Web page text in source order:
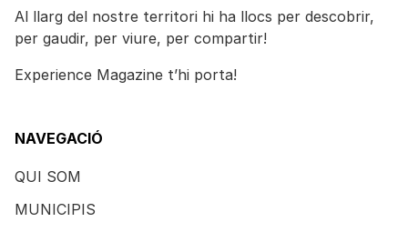
Al llarg del nostre territori hi ha llocs per descobrir,
per gaudir, per viure, per compartir!
Experience Magazine t’hi porta!
NAVEGACIÓ
QUI SOM
MUNICIPIS